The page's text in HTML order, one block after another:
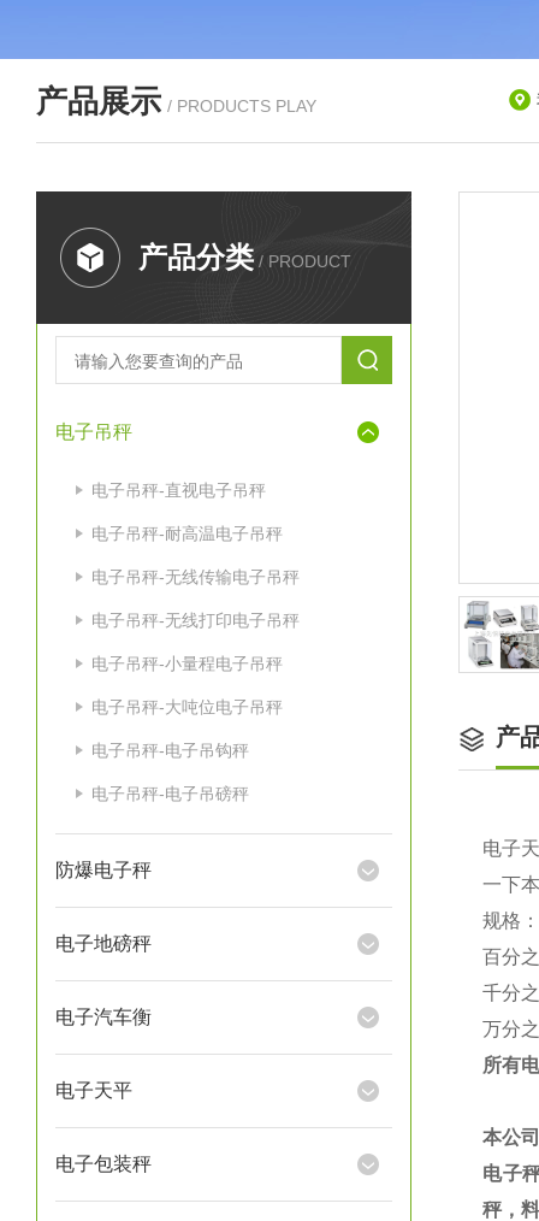
产品展示 / PRODUCTS PLAY
产品分类 / PRODUCT
电子吊秤
电子吊秤-直视电子吊秤
电子吊秤-耐高温电子吊秤
电子吊秤-无线传输电子吊秤
电子吊秤-无线打印电子吊秤
电子吊秤-小量程电子吊秤
电子吊秤-大吨位电子吊秤
电子吊秤-电子吊钩秤
电子吊秤-电子吊磅秤
防爆电子秤
电子地磅秤
电子汽车衡
电子天平
电子包装秤
产
电子
一下
规格
百分
千分
万分
所有
本公
电子
秤，